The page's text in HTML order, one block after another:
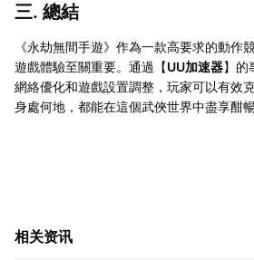
三. 總結
《永劫無間手遊》作為一款高要求的動作
遊戲體驗至關重要。通過【UU加速器】的
網絡優化和遊戲設置調整，玩家可以有效
身處何地，都能在這個武俠世界中盡享酣
相关资讯